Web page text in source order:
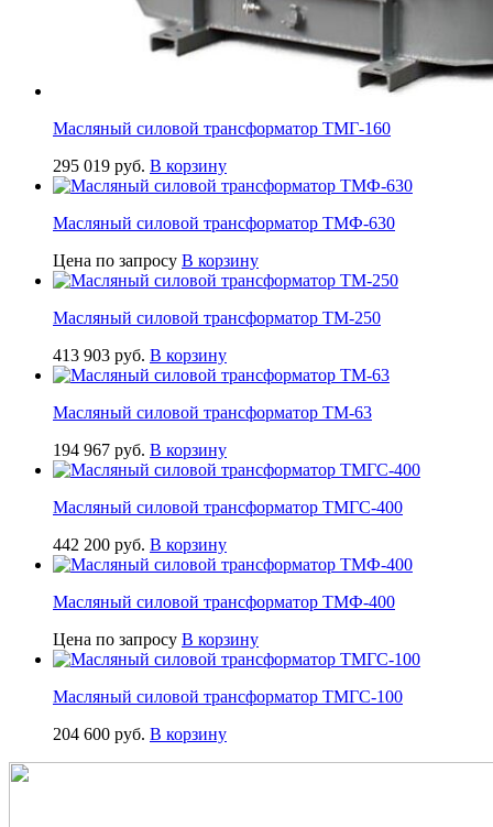
Масляный силовой трансформатор ТМГ-160
295 019 руб. В корзину
Масляный силовой трансформатор ТМФ-630
Цена по запросу В корзину
Масляный силовой трансформатор ТМ-250
413 903 руб. В корзину
Масляный силовой трансформатор ТМ-63
194 967 руб. В корзину
Масляный силовой трансформатор ТМГС-400
442 200 руб. В корзину
Масляный силовой трансформатор ТМФ-400
Цена по запросу В корзину
Масляный силовой трансформатор ТМГС-100
204 600 руб. В корзину